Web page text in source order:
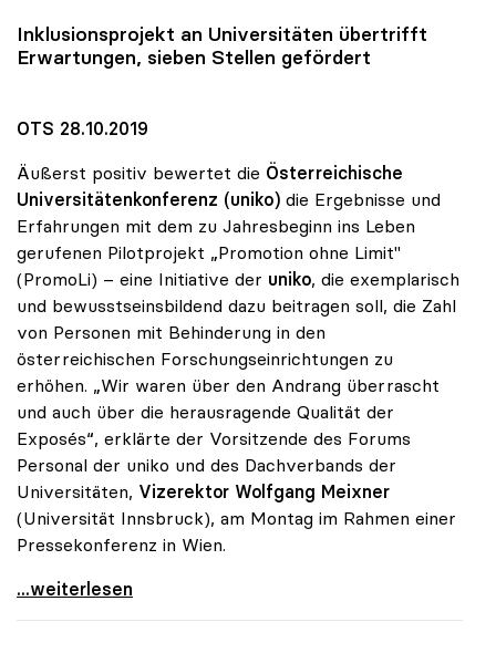
Inklusionsprojekt an Universitäten übertrifft
Erwartungen, sieben Stellen gefördert
OTS 28.10.2019
Äußerst positiv bewertet die Österreichische
Universitätenkonferenz (uniko) die Ergebnisse und
Erfahrungen mit dem zu Jahresbeginn ins Leben
gerufenen Pilotprojekt „Promotion ohne Limit"
(PromoLi) – eine Initiative der uniko, die exemplarisch
und bewusstseinsbildend dazu beitragen soll, die Zahl
von Personen mit Behinderung in den
österreichischen Forschungseinrichtungen zu
erhöhen. „Wir waren über den Andrang überrascht
und auch über die herausragende Qualität der
Exposés“, erklärte der Vorsitzende des Forums
Personal der uniko und des Dachverbands der
Universitäten, Vizerektor Wolfgang Meixner
(Universität Innsbruck), am Montag im Rahmen einer
Pressekonferenz in Wien.
„Promotion ohne Limit“: Überraschende Qualität bei
...weiterlesen